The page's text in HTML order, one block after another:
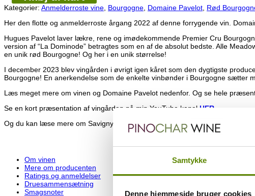
Samtykke
Denne hjemmeside bruger cookies
Savigny-
Beaune
cru
“La
Dominode”
-
MAGNUM
Kategorier: Anmelderroste vine Bourgogne Domaine Pavelot Rød
Her den flotte og anmelderroste årgang 2022 af denne forrygende vin.
Hugues Pavelot laver lækre, rene og imødekommende Premier Cru
version af “La Dominode” betragtes som en af de absolut bedste. Alle
en unik rød Bourgogne! Og her i en unik størrelse!
I december 2023 blev vingården i øvrigt igen kåret som den dygtigste
Bourgogne! En anerkendelse som de enkelte vinbønder i Bourgogne sætter
Læs meget mere om vinen og Domaine Pavelot nedenfor. Og se hele
Se en kort præsentation af vingården på min YouTube kanal HER
Og du kan læse mere om Savigny-lès-Beaune appellationen på Bourgognes
Om vinen
Mere om producenten
Ratings og anmeldelser
Druesammensætning
Smagsnoter